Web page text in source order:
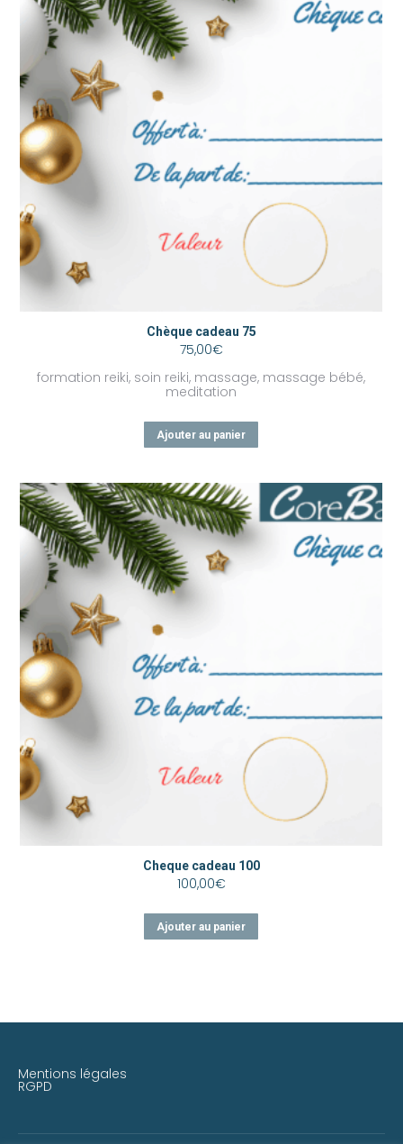
Chèque cadeau 75
75,00€
formation reiki, soin reiki, massage, massage bébé,
meditation
Ajouter au panier
Cheque cadeau 100
100,00€
Ajouter au panier
Mentions légales
RGPD